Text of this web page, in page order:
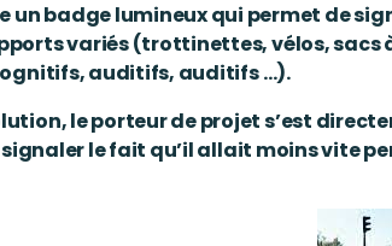
un badge lumineux qui permet de
variés (trottinettes, vélos,
auditifs, auditifs …).
le porteur de projet s’est
le fait qu’il allait moins vite